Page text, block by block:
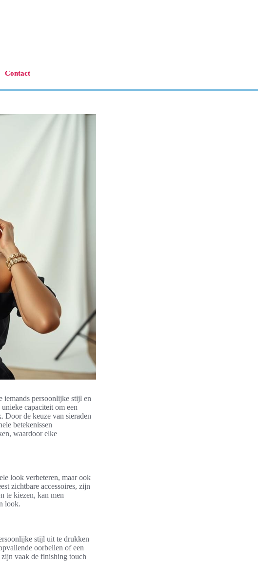
Contact
iemands persoonlijke stijl en
capaciteit om een
Door de keuze van sieraden
betekenissen
waardoor elke
look verbeteren, maar ook
zichtbare accessoires, zijn
te kiezen, kan men
look.
stijl uit te drukken
oorbellen of een
zijn vaak de finishing touch